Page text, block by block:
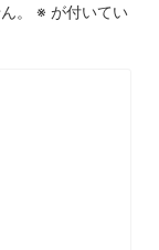
。 ※ が付いてい